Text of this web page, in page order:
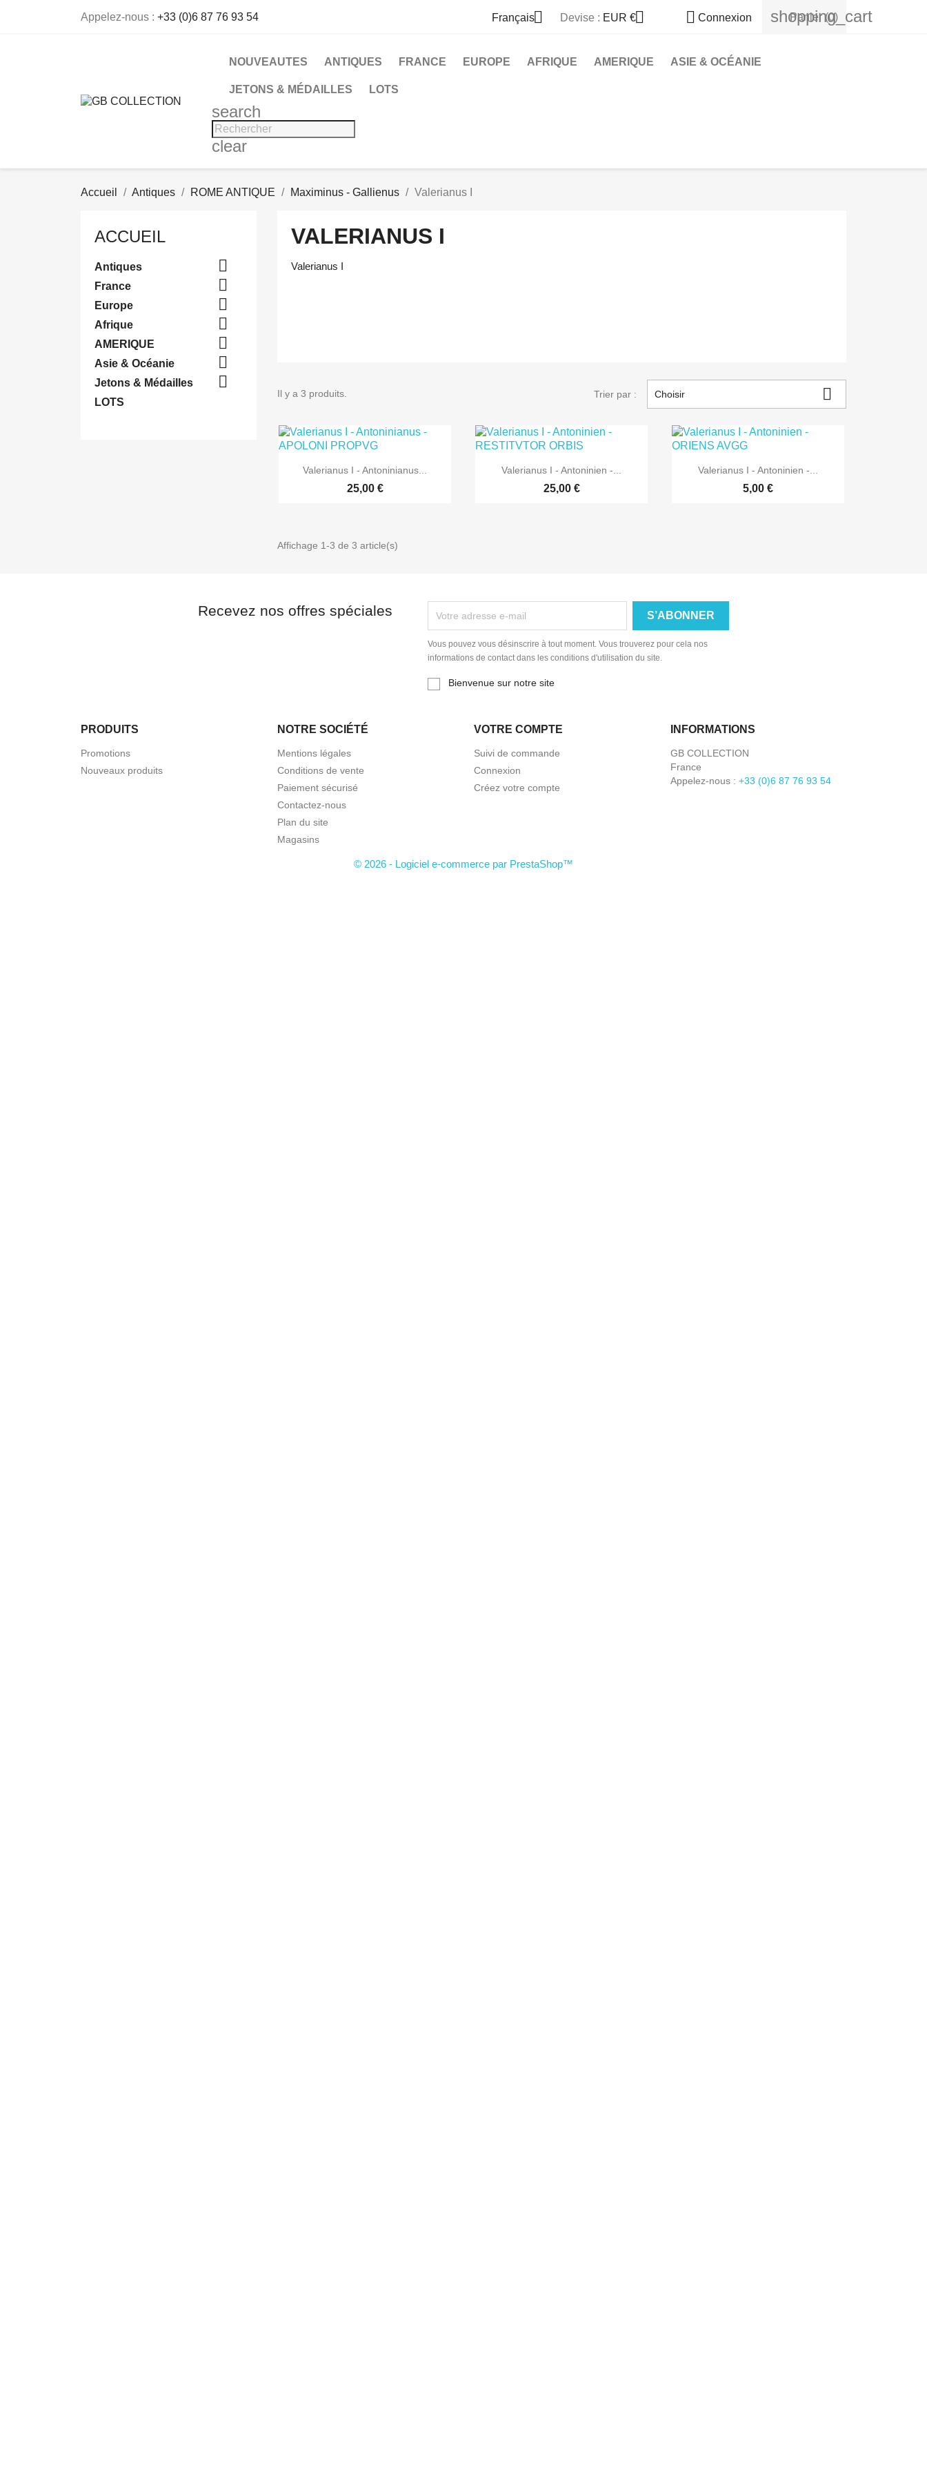
Appelez-nous : +33 (0)6 87 76 93 54 Français Devise : EUR €  Connexion shopping_cart
Panier (0)
NOUVEAUTES ANTIQUES FRANCE EUROPE AFRIQUE AMERIQUE ASIE & OCÉANIE
JETONS & MÉDAILLES LOTS
search
clear
Accueil Antiques ROME ANTIQUE Maximinus - Gallienus Valerianus I
ACCUEIL
Antiques 
France 
Europe 
Afrique 
AMERIQUE 
Asie & Océanie 
Jetons & Médailles 
LOTS
VALERIANUS I
Valerianus I
Il y a 3 produits. Trier par : Choisir 
 Aperçu rapide
Valerianus I - Antoninianus...
25,00 €
 Aperçu rapide
Valerianus I - Antoninien -...
25,00 €
 Aperçu rapide
Valerianus I - Antoninien -...
5,00 €
Affichage 1-3 de 3 article(s)
Recevez nos offres spéciales
Vous pouvez vous désinscrire à tout moment. Vous trouverez pour cela nos
informations de contact dans les conditions d'utilisation du site.
Bienvenue sur notre site
PRODUITS
Promotions
Nouveaux produits
NOTRE SOCIÉTÉ
Mentions légales
Conditions de vente
Paiement sécurisé
Contactez-nous
Plan du site
Magasins
VOTRE COMPTE
Suivi de commande
Connexion
Créez votre compte
INFORMATIONS
GB COLLECTION
France
Appelez-nous : +33 (0)6 87 76 93 54
© 2026 - Logiciel e-commerce par PrestaShop™